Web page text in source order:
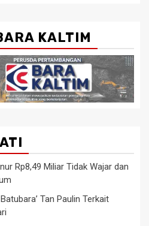
KALTIM
Rp8,49 Miliar Tidak Wajar dan
Tan Paulin Terkait